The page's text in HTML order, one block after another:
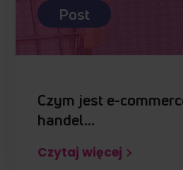
Post
Czym jest e-
handel…
Czytaj więcej